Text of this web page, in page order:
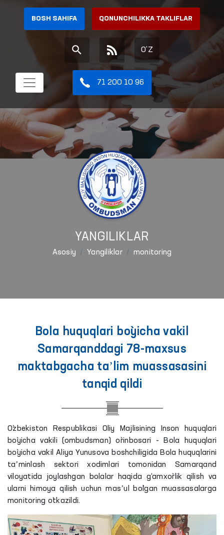
BOSH SAHIFA QONUNCHILIKKA TAKLIFLAR
O'Z
71 200 10 96
YANGILIKLAR
Asosiy Yangiliklar monitoring
Bola huquqlari bo`yicha vakil
Samarqanddagi 78-maxsus
maktabgacha taʼlim muassasasini
tanqid qildi
O`zbekiston Respublikasi Oliy Majlisining Inson huquqlari
bo`yicha vakili (ombudsman) o`rinbosari - Bola huquqlari
bo`yicha vakil Aliya Yunusova boshchiligida Bola huquqlarini
taʼminlash sektori xodimlari tomonidan Samarqand
viloyatida joylashgan bolalar haqida g‘amxo`rlik qilish va
ularni himoya qilish uchun masʼul bo`lgan muassasalarga
monitoring o`tkazildi.